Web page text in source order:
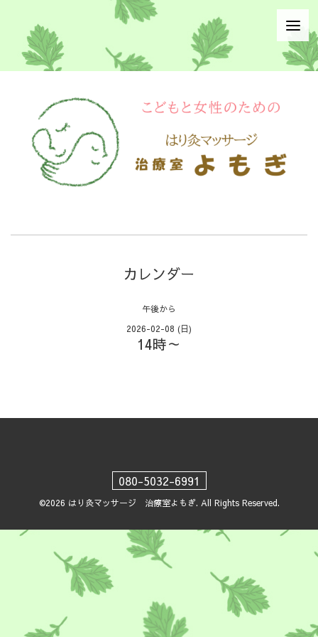
カレンダー
午後から
2026-02-08 (日)
14時～
080-5032-6991
©2026 はり灸マッサージ 治療室よもぎ. All Rights Reserved.